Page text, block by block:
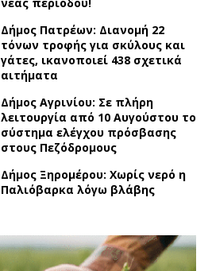
Δήμος Πατρέων: Διανομή 22
τόνων τροφής για σκύλους και
γάτες, ικανοποιεί 438 σχετικά
αιτήματα
Δήμος Αγρινίου: Σε πλήρη
λειτουργία από 10 Αυγούστου το
σύστημα ελέγχου πρόσβασης
στους Πεζόδρομους
Δήμος Ξηρομέρου: Χωρίς νερό η
Παλιόβαρκα λόγω βλάβης